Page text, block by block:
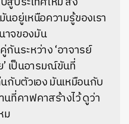
อยู่เหนือความรู้ของเรา
าจของมัน
นระหว่าง ‘อาจารย์
เป็นอารมณ์ขันที่
กับตัวเอง มันเหมือนกับ
นที่คาฟคาสร้างไว้ ดูว่า
ม